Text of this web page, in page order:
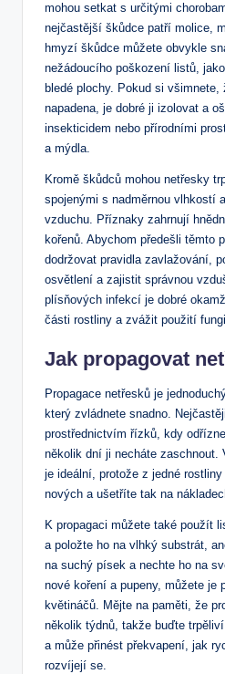
mohou setkat s určitými
nejčastější škůdce patří molice,
hmyzí škůdce můžete obvykle
nežádoucího poškození listů,
bledé plochy. Pokud si všimnete,
napadena, je dobré ji izolovat a
insekticidem nebo přírodními
a mýdla.
Kromě škůdců mohou netřesky
spojenými s nadměrnou vlhkostí
vzduchu. Příznaky zahrnují
kořenů. Abychom předešli těmto
dodržovat pravidla zavlažování,
osvětlení a zajistit správnou
plísňových infekcí je dobré
části rostliny a zvážit použití
Jak propagovat
Propagace netřesků je
který zvládnete snadno.
prostřednictvím řízků, kdy
několik dní ji necháte zaschnout.
je ideální, protože z jedné
nových a ušetříte tak na
K propagaci můžete také použít
a položte ho na vlhký substrát,
na suchý písek a nechte ho na
nové koření a pupeny, můžete je
květináčů. Mějte na paměti, že
několik týdnů, takže buďte
a může přinést překvapení, jak
rozvíjejí se.